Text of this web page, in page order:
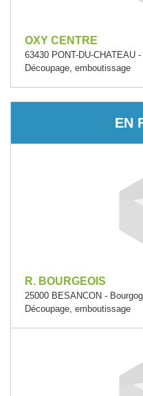
OXY CENTRE
63430 PONT-DU-CHATEAU
Découpage, emboutissage
EN
R. BOURGEOIS
25000 BESANCON -
Découpage, emboutissage